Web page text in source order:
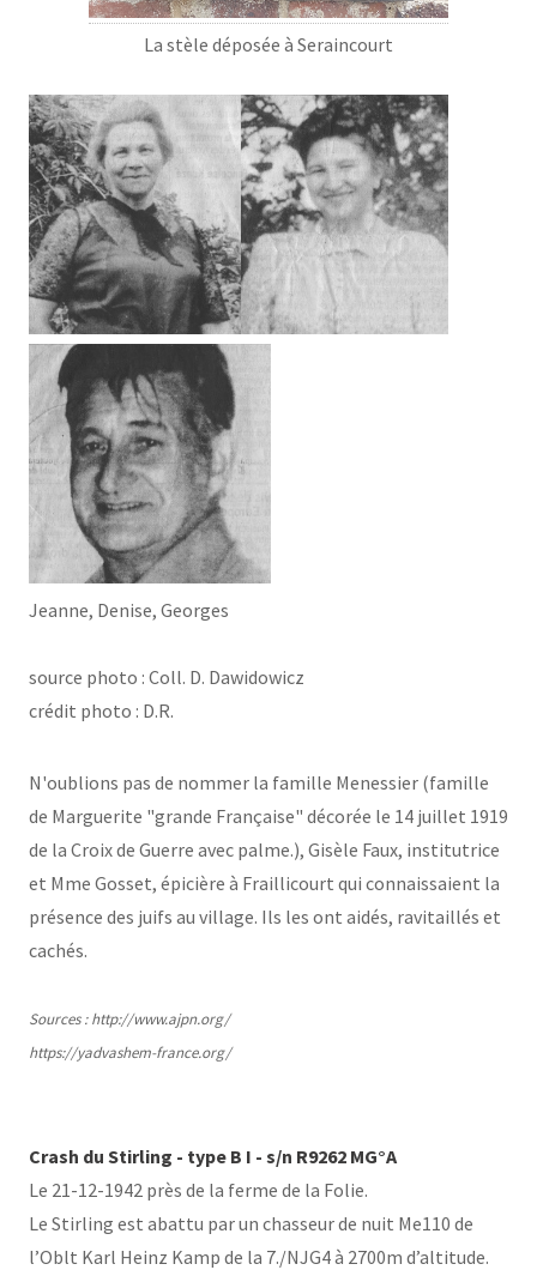
La stèle déposée à Seraincourt
Jeanne, Denise, Georges
source photo : Coll. D. Dawidowicz
crédit photo : D.R.
N'oublions pas de nommer la famille Menessier (famille
de Marguerite "grande Française" décorée le 14 juillet 1919
de la Croix de Guerre avec palme.), Gisèle Faux, institutrice
et Mme Gosset, épicière à Fraillicourt qui connaissaient la
présence des juifs au village. Ils les ont aidés, ravitaillés et
cachés.
Sources : http://www.ajpn.org/
https://yadvashem-france.org/
Crash du Stirling - type B I - s/n R9262 MG°A
Le 21-12-1942 près de la ferme de la Folie.
Le Stirling est abattu par un chasseur de nuit Me110 de
l’Oblt Karl Heinz Kamp de la 7./NJG4 à 2700m d’altitude.